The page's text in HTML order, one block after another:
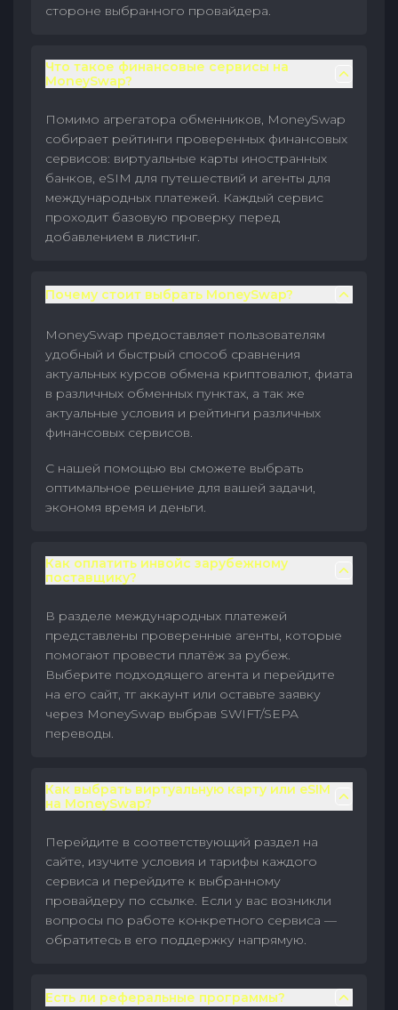
стороне выбранного провайдера.
Что такое финансовые сервисы на
MoneySwap?
Помимо агрегатора обменников, MoneySwap
собирает рейтинги проверенных финансовых
сервисов: виртуальные карты иностранных
банков, eSIM для путешествий и агенты для
международных платежей. Каждый сервис
проходит базовую проверку перед
добавлением в листинг.
Почему стоит выбрать MoneySwap?
MoneySwap предоставляет пользователям
удобный и быстрый способ сравнения
актуальных курсов обмена криптовалют, фиата
в различных обменных пунктах, а так же
актуальные условия и рейтинги различных
финансовых сервисов.
С нашей помощью вы сможете выбрать
оптимальное решение для вашей задачи,
экономя время и деньги.
Как оплатить инвойс зарубежному
поставщику?
В разделе международных платежей
представлены проверенные агенты, которые
помогают провести платёж за рубеж.
Выберите подходящего агента и перейдите
на его сайт, тг аккаунт или оставьте заявку
через MoneySwap выбрав SWIFT/SEPA
переводы.
Как выбрать виртуальную карту или eSIM
на MoneySwap?
Перейдите в соответствующий раздел на
сайте, изучите условия и тарифы каждого
сервиса и перейдите к выбранному
провайдеру по ссылке. Если у вас возникли
вопросы по работе конкретного сервиса —
обратитесь в его поддержку напрямую.
Есть ли реферальные программы?